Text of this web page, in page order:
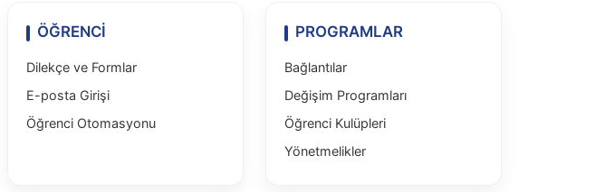
ÖĞRENCİ
Dilekçe ve Formlar
E-posta Girişi
Öğrenci Otomasyonu
PROGRAMLAR
Bağlantılar
Değişim Programları
Öğrenci Kulüpleri
Yönetmelikler